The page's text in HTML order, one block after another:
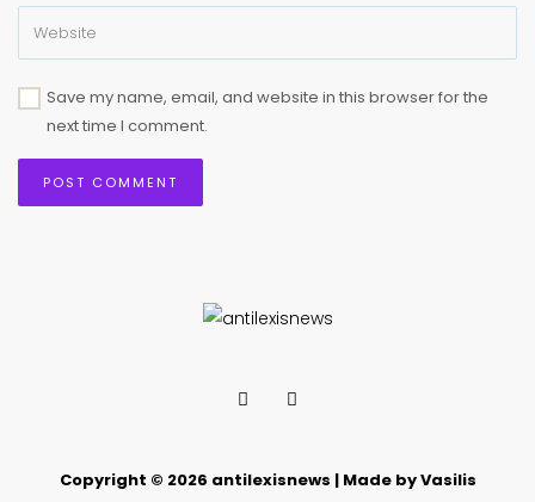
Save my name, email, and website in this browser for the
next time I comment.
Copyright © 2026 antilexisnews | Made by Vasilis